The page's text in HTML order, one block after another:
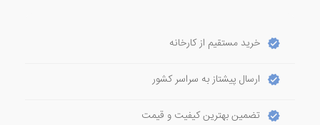
خرید مستقیم از کارخانه
ارسال پیشتاز به سراسر کشور
تضمین بهترین کیفیت و قیمت